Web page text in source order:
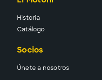
Historia
Catálogo
Socios
Únete a nosotros